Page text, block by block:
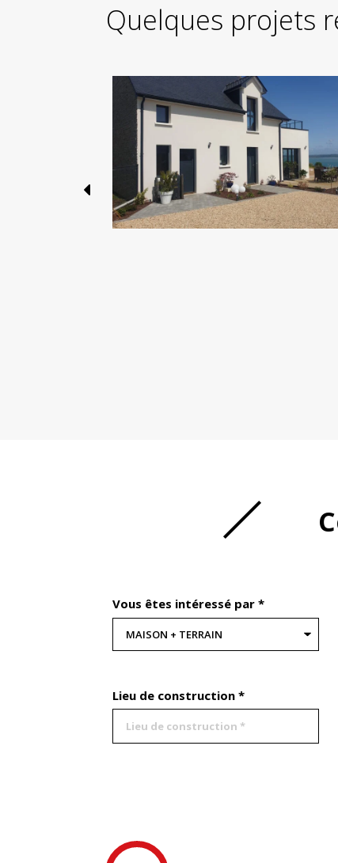
Quelques projets
Vous êtes intéressé par *
Lieu de construction *